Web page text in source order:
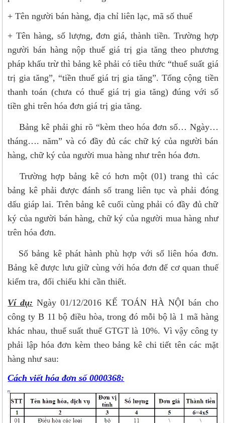
+ Tên người bán hàng, địa chỉ liên lạc, mã số thuế
+ Tên hàng, số lượng, đơn giá, thành tiền. Trường hợp
người bán hàng nộp thuế giá trị gia tăng theo phương
pháp khấu trừ thì bảng kê phải có tiêu thức “thuế suất giá
trị gia tăng”, “tiền thuế giá trị gia tăng”. Tổng cộng tiền
thanh toán (chưa có thuế giá trị gia tăng) đúng với số
tiền ghi trên hóa đơn giá trị gia tăng.
Bảng kê phải ghi rõ “kèm theo hóa đơn số… Ngày…
tháng…. năm” và có đầy đủ các chữ ký của người bán
hàng, chữ ký của người mua hàng như trên hóa đơn.
Trường hợp bảng kê có hơn một (01) trang thì các
bảng kê phải được đánh số trang liên tục và phải đóng
dấu giáp lai. Trên bảng kê cuối cùng phải có đầy đủ chữ
ký của người bán hàng, chữ ký của người mua hàng như
trên hóa đơn.
Số bảng kê phát hành phù hợp với số liên hóa đơn.
Bảng kê được lưu giữ cùng với hóa đơn để cơ quan thuế
kiểm tra, đối chiếu khi cần thiết.
Ví dụ: Ngày 01/12/2016 KẾ TOÁN HÀ NỘI bán cho
công ty B 11 bộ điều hòa, trong đó mỗi bộ là 1 mã hàng
khác nhau, thuế suất thuế GTGT là 10%. Vì vậy công ty
phải lập hóa đơn kèm theo bảng kê chi tiết tên các mặt
hàng như sau:
Cách viết hóa đơn số 0000368: